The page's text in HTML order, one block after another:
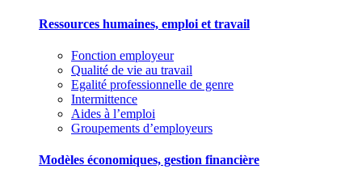
Ressources humaines, emploi et travail
Fonction employeur
Qualité de vie au travail
Egalité professionnelle de genre
Intermittence
Aides à l’emploi
Groupements d’employeurs
Modèles économiques, gestion financière